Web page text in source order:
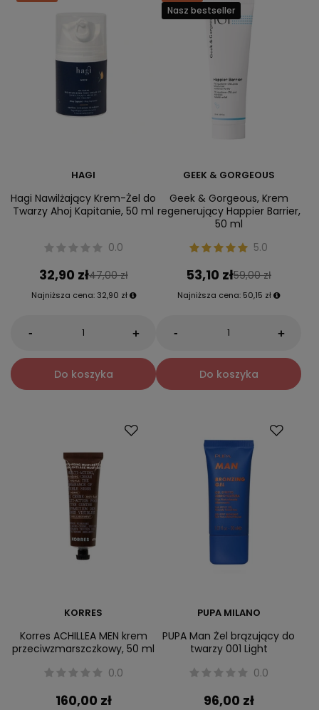
HAGI
Hagi Nawilżający Krem-Żel do
Twarzy Ahoj Kapitanie, 50 ml
0.0
32,90 zł47,00 zł
Najniższa cena: 32,90 zł
- +
Do koszyka
Nasz bestseller
GEEK & GORGEOUS
Geek & Gorgeous, Krem
regenerujący Happier Barrier,
50 ml
5.0
53,10 zł59,00 zł
Najniższa cena: 50,15 zł
- +
Do koszyka
KORRES
Korres ACHILLEA MEN krem
przeciwzmarszczkowy, 50 ml
0.0
160,00 zł
PUPA MILANO
PUPA Man Żel brązujący do
twarzy 001 Light
0.0
96,00 zł